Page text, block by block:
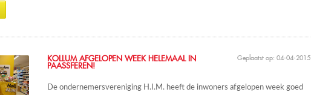
Geplaatst op: 04-04-2015
KOLLUM AFGELOPEN WEEK HELEMAAL IN
PAASSFEREN!
De ondernemersvereniging H.I.M. heeft de inwoners afgelopen week goed